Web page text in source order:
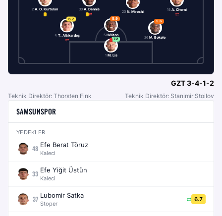
7.2
1 M. Lis
6.7
4 T. Altıkardeş
5.9
5 Héliton
5.6
26 M. Bokele
2 A. O. Kurtulan 30 A. Dennis
20 N. Miroshi 15 A. Cherni
GZT3-4-1-2
Teknik Direktör: Thorsten Fink Teknik Direktör: Stanimir Stoilov
SAMSUNSPOR
YEDEKLER
48 Efe Berat Töruz
Kaleci
33 Efe Yiğit Üstün
Kaleci
37 Lubomir Satka
Stoper
6.7